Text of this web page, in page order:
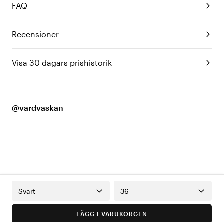
FAQ
Recensioner
Visa 30 dagars prishistorik
@vardvaskan
Svart 36
LÄGG I VARUKORGEN